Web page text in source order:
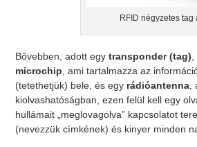
RFID négyzetes tag
Bővebben, adott egytransponder (tag)
microchip , ami tartalmazza az
(tetethetjük) bele, és egy rádióantenna
kiolvashatóságban, ezen felül kell egy
hullámait „meglovagolva” kapcsolatot
(nevezzük címkének) és kinyer minden